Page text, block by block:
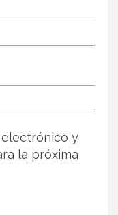
y
la próxima